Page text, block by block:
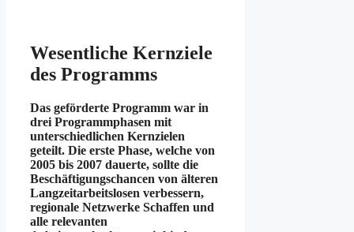
Wesentliche Kernziele
des Programms
Das geförderte Programm war in
drei Programmphasen mit
unterschiedlichen Kernzielen
geteilt. Die erste Phase, welche von
2005 bis 2007 dauerte, sollte die
Beschäftigungschancen von älteren
Langzeitarbeitslosen verbessern,
regionale Netzwerke Schaffen und
alle relevanten